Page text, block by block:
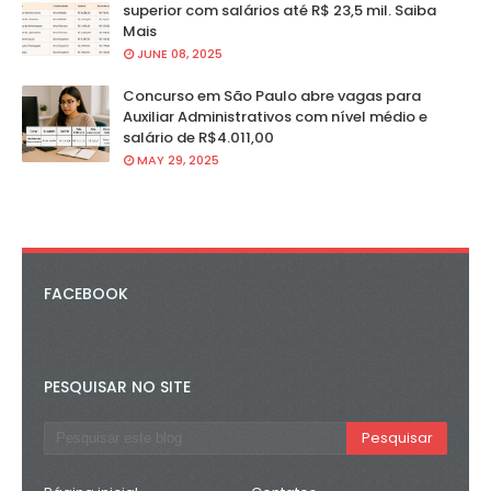
superior com salários até R$ 23,5 mil. Saiba
Mais
JUNE 08, 2025
Concurso em São Paulo abre vagas para
Auxiliar Administrativos com nível médio e
salário de R$4.011,00
MAY 29, 2025
FACEBOOK
PESQUISAR NO SITE